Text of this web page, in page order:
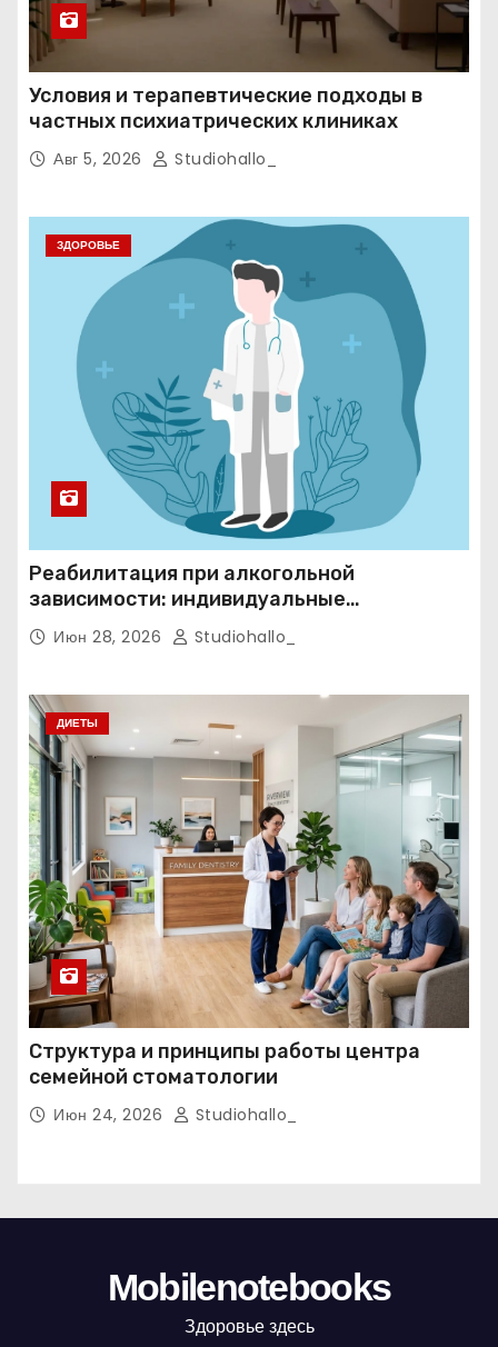
Условия и терапевтические подходы в
частных психиатрических клиниках
Авг 5, 2026 Studiohallo_
ЗДОРОВЬЕ
Реабилитация при алкогольной
зависимости: индивидуальные
программы, психотерапия и
ресоциализация при анонимном подходе
Июн 28, 2026 Studiohallo_
ДИЕТЫ
Структура и принципы работы центра
семейной стоматологии
Июн 24, 2026 Studiohallo_
Mobilenotebooks
Здоровье здесь